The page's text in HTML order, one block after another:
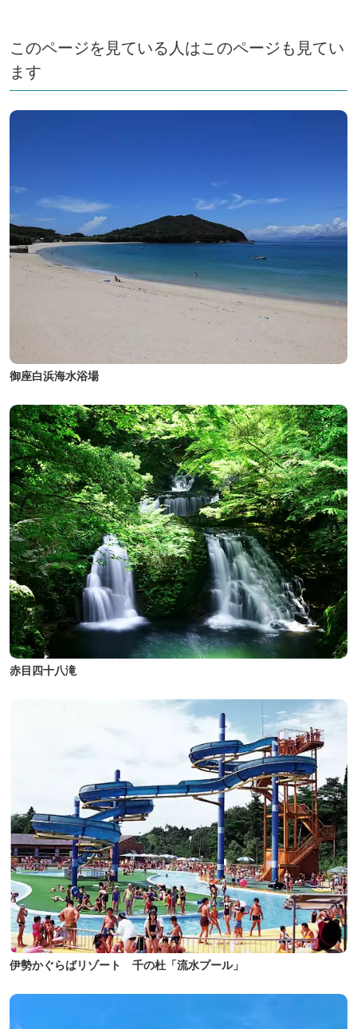
このページを見ている人はこのページも見てい
ます
御座白浜海水浴場
赤目四十八滝
伊勢かぐらばリゾート 千の杜「流水プール」